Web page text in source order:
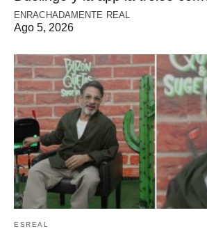
ENRACHADAMENTE REAL
Ago 5, 2026
ESREAL